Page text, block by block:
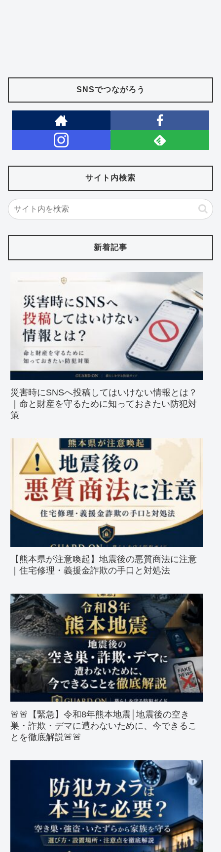
SNSでつながろう
サイト内検索
新着記事
災害時にSNSへ投稿してはいけない情報とは？
｜命と財産を守るために知っておきたい防犯対
策
【熊本県が注意喚起】地震後の悪質商法に注意
｜住宅修理・義援金詐欺の手口と対処法
🚨🚨【緊急】令和8年熊本地震│地震後の空き
巣・詐欺・デマに遭わないために、今できるこ
とを徹底解説🚨🚨